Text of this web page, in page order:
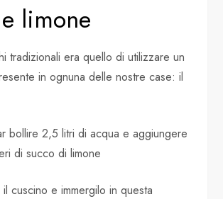
limone
tradizionali era quello di utilizzare un
in ognuna delle nostre case: il
bollire 2,5 litri di acqua e aggiungere
di succo di limone
cuscino e immergilo in questa